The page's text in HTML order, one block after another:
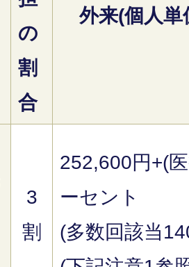
の
割
合
外来(個人単
3
割
252,600円+(
ーセント
(多数回該当